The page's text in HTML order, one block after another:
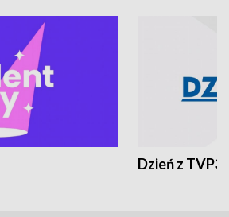
Dzień z TVP3